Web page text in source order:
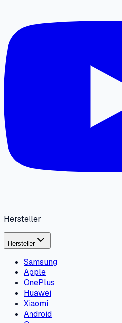
Hersteller
Hersteller
Samsung
Apple
OnePlus
Huawei
Xiaomi
Android